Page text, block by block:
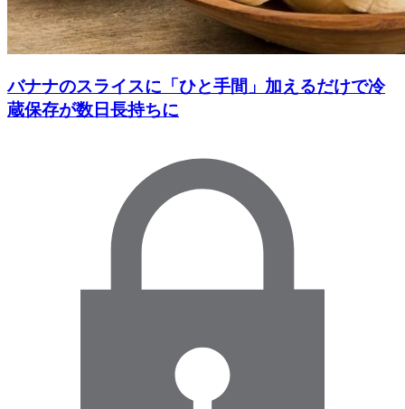
バナナのスライスに「ひと手間」加えるだけで冷
蔵保存が数日長持ちに